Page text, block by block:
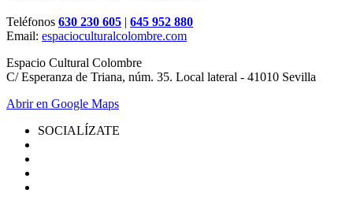
Teléfonos 630 230 605 | 645 952 880
Email: espacioculturalcolombre.com
Espacio Cultural Colombre
C/ Esperanza de Triana, núm. 35. Local lateral - 41010 Sevilla
Abrir en Google Maps
SOCIALÍZATE